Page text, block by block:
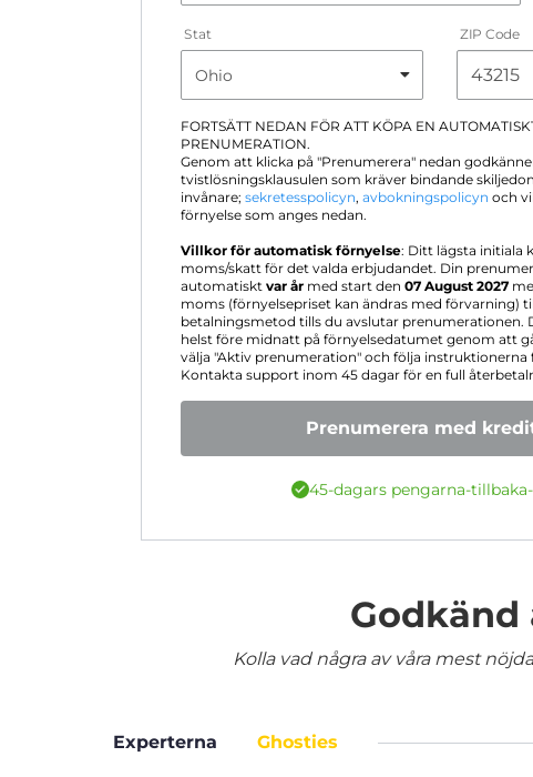
Stat ZIP Code
FORTSÄTT NEDAN FÖR ATT KÖPA EN
PRENUMERATION.
Genom att klicka på "Prenumerera" nedan
tvistlösningsklausulen som kräver bindande
invånare; sekretesspolicyn, avbokningspolicyn och
förnyelse som anges nedan.
Villkor för automatisk förnyelse: Ditt lägsta initiala
moms/skatt för det valda erbjudandet. Din
automatiskt var år med start den 07 August 2027
moms (förnyelsepriset kan ändras med förvarning)
betalningsmetod tills du avslutar prenumerationen.
helst före midnatt på förnyelsedatumet genom att
välja "Aktiv prenumeration" och följa instruktionerna
Kontakta support inom 45 dagar för en full
Prenumerera med
45-dagars pengarna-
Godkänd
Kolla vad några av våra mest
Experterna Ghosties